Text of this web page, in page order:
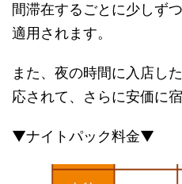
間滞在するごとに少しず
適用されます。
また、夜の時間に入店し
応されて、さらに安価に
▼ナイトパック料金▼